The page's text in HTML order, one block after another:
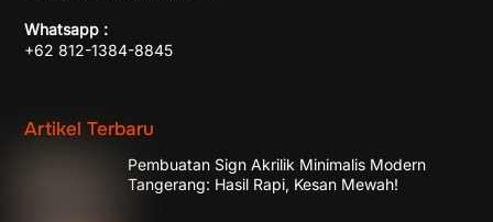
Whatsapp :
+62 812-1384-8845
Artikel Terbaru
Pembuatan Sign Akrilik Minimalis Modern
Tangerang: Hasil Rapi, Kesan Mewah!